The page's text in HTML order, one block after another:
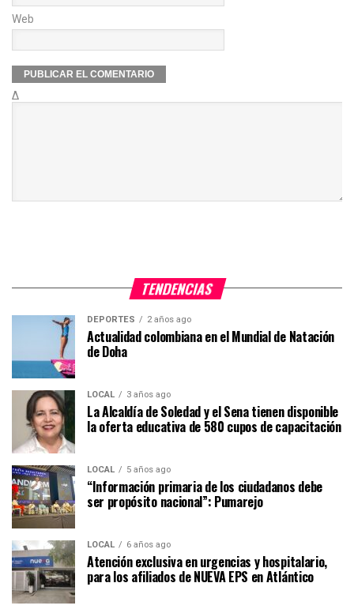
Web
Δ
TENDENCIAS
DEPORTES 2 años ago
Actualidad colombiana en el Mundial de Natación
de Doha
LOCAL 3 años ago
La Alcaldía de Soledad y el Sena tienen disponible
la oferta educativa de 580 cupos de capacitación
LOCAL 5 años ago
“Información primaria de los ciudadanos debe
ser propósito nacional”: Pumarejo
LOCAL 6 años ago
Atención exclusiva en urgencias y hospitalario,
para los afiliados de NUEVA EPS en Atlántico